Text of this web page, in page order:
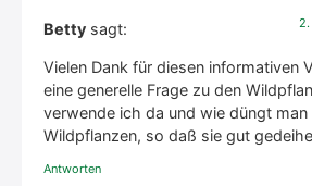
Betty sagt:
Vie­len Dank für die­sen infor­ma­ti­ven
eine gene­rel­le Fra­ge zu den
ver­wen­de ich da und wie düngt man
Wild­pflan­zen, so daß sie gut
Antworten